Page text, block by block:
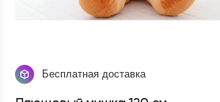
Бесплатная доставка